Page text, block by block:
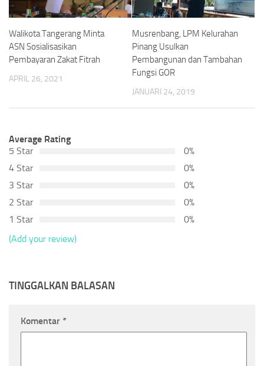
Walikota Tangerang Minta
ASN Sosialisasikan
Pembayaran Zakat Fitrah
APRIL 26, 2021
Musrenbang, LPM Kelurahan
Pinang Usulkan
Pembangunan dan Tambahan
Fungsi GOR
JANUARI 24, 2019
Average Rating
5 Star
0%
4 Star
0%
3 Star
0%
2 Star
0%
1 Star
0%
(Add your review)
TINGGALKAN BALASAN
Komentar *